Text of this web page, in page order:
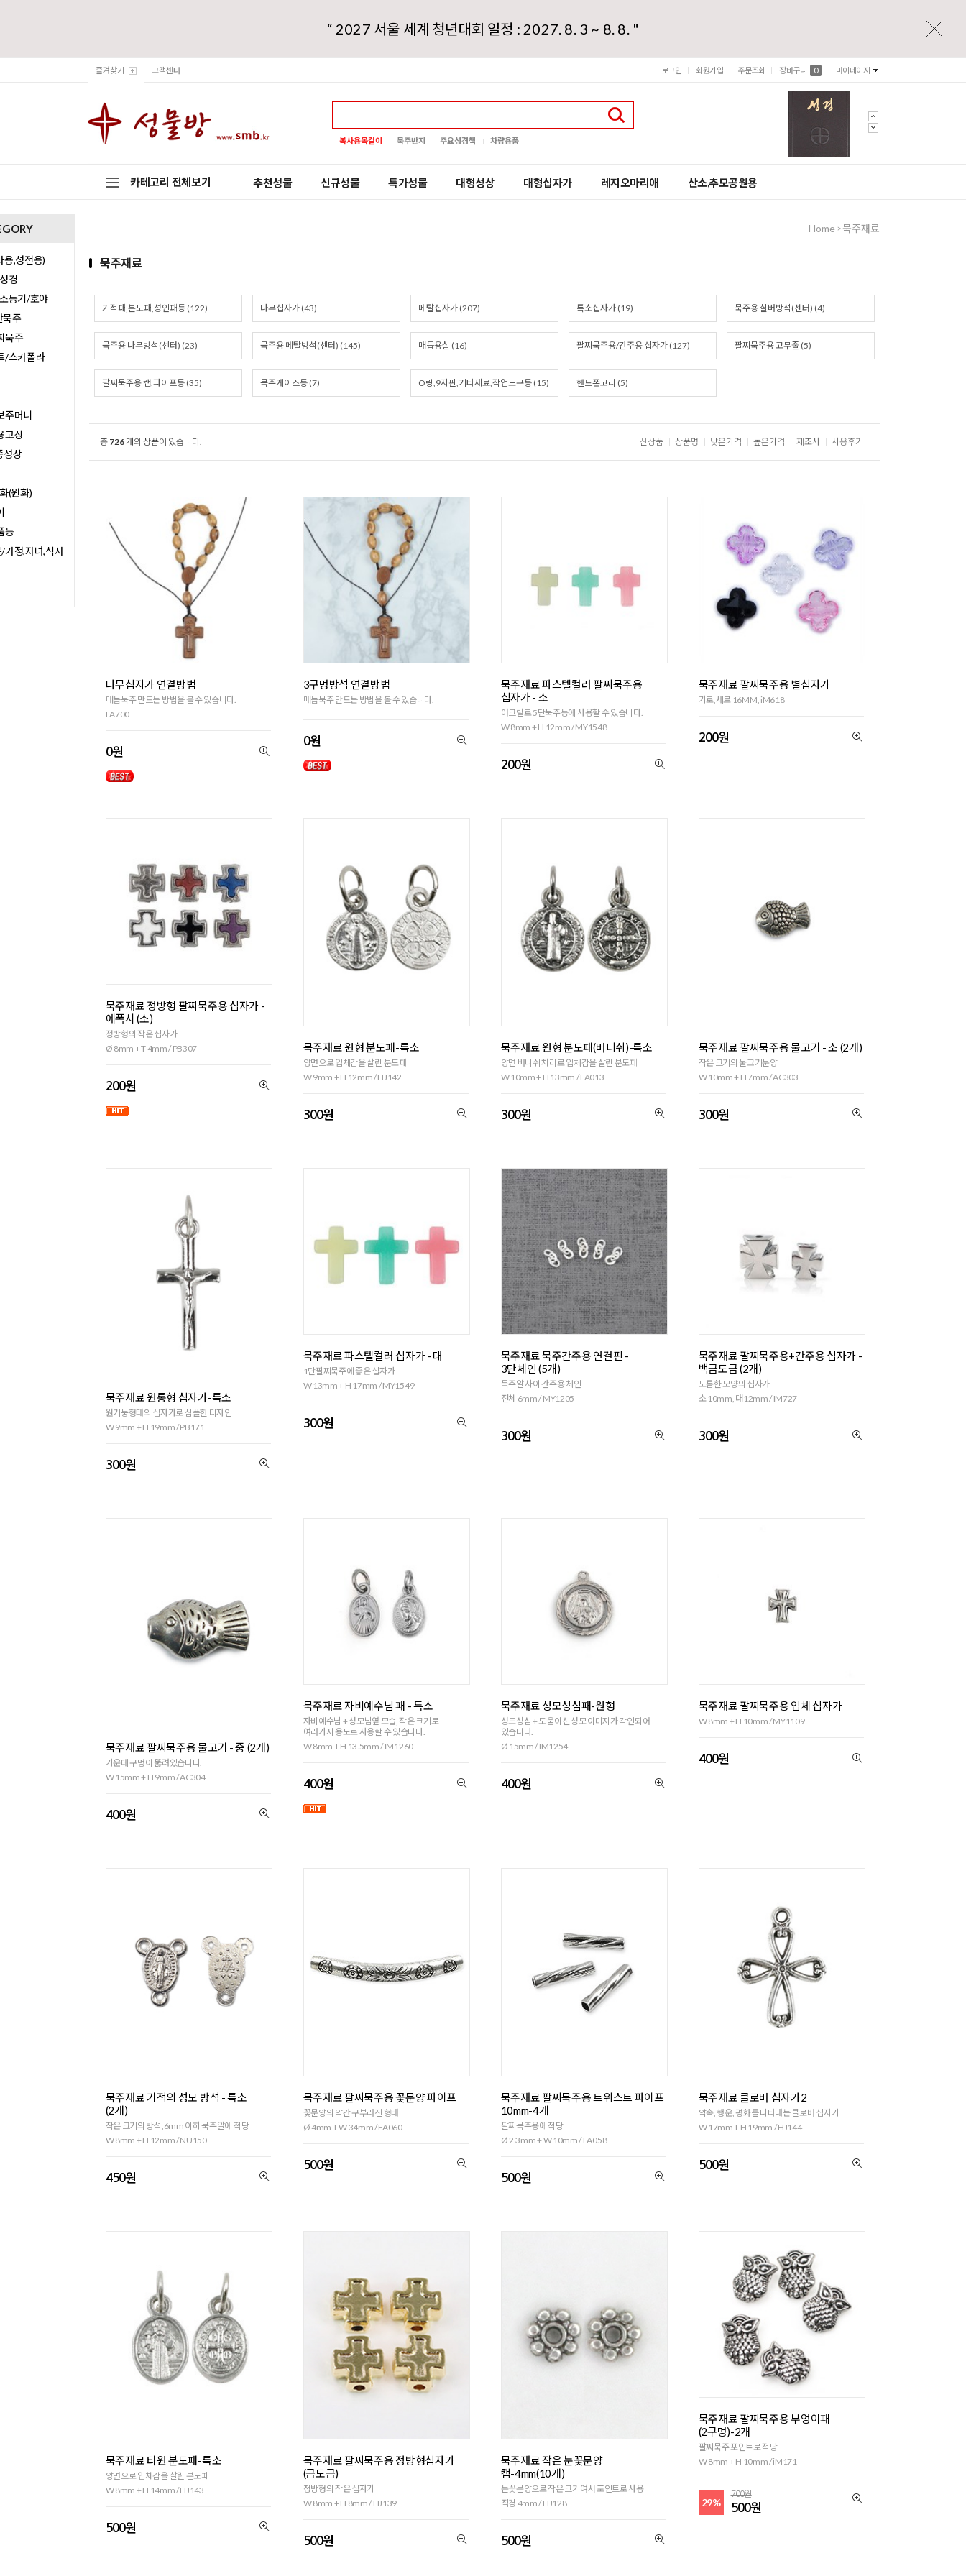
“ 2027 서울 세계 청년대회 일정 : 2027. 8. 3 ~ 8. 8. "
즐겨찾기 고객센터 로그인 회원가입 주문조회 장바구니 0 마이페이지
복사용목걸이 묵주반지 주요성경책 차량용품
카테고리 전체보기 추천성물 신규성물 특가성물 대형성상 대형십자가 레지오마리애 산소,추모공원용
용,성전용)
경
등기/호야
주
묵주
/스카폴라
주머니
고상
성상
(원화)
등
가정,자녀,식사
Home > 묵주재료
묵주재료
기적패,분도패,성인패등 (122) 나무십자가 (43) 메탈십자가 (207) 특소십자가 (19) 묵주용 실버방석(센터) (4)
묵주용 나무방석(센터) (23) 묵주용 메탈방석(센터) (145) 매듭용실 (16) 팔찌묵주용/간주용 십자가 (127) 팔찌묵주용 고무줄 (5)
팔찌묵주용 캡,파이프등 (35) 묵주케이스등 (7) O링,9자핀,기타재료,작업도구등 (15) 핸드폰고리 (5)
총 726 개의 상품이 있습니다. 신상품 상품명 낮은가격 높은가격 제조사 사용후기
나무십자가 연결방법
매듭묵주 만드는 방법을 볼 수 있습니다.
FA700
0원
3구멍방석 연결방법
매듭묵주 만드는 방법을 볼 수 있습니다.
0원
묵주재료 파스텔컬러 팔찌묵주용
십자가 - 소
아크릴로 5단묵주등에 사용할 수 있습니다.
W 8mm + H 12mm / MY1548
200원
묵주재료 팔찌묵주용 별십자가
가로,세로 16MM, iM618
200원
묵주재료 정방형 팔찌묵주용 십자가 -
에폭시 (소)
정방형의 작은 십자가
Ø 8mm + T 4mm / PB307
200원
묵주재료 원형 분도패-특소
양면으로 입체감을 살린 분도패
W 9mm + H 12mm / HJ142
300원
묵주재료 원형 분도패(버니쉬)-특소
양면 버니쉬 처리로 입체감을 살린 분도패
W 10mm + H 13mm / FA013
300원
묵주재료 팔찌묵주용 물고기 - 소 (2개)
작은 크기의 물고기문양
W 10mm + H 7mm / AC303
300원
묵주재료 원통형 십자가-특소
원기둥형태의 십자가로 심플한 디자인
W 9mm + H 19mm / PB171
300원
묵주재료 파스텔컬러 십자가 - 대
1단팔찌묵주에 좋은 십자가
W 13mm + H 17mm / MY1549
300원
묵주재료 묵주간주용 연결핀 -
3단체인 (5개)
묵주알 사이 간주용 체인
전체 6mm / MY1205
300원
묵주재료 팔찌묵주용+간주용 십자가 -
백금도금 (2개)
도톰한 모양의 십자가
소 10mm, 대12mm / IM727
300원
묵주재료 팔찌묵주용 물고기 - 중 (2개)
가운데 구멍이 뚫려있습니다.
W 15mm + H 9mm / AC304
400원
묵주재료 자비예수님 패 - 특소
자비예수님 + 성모님옆 모습, 작은 크기로
여러가지 용도로 사용할 수 있습니다.
W 8mm + H 13.5mm / IM1260
400원
묵주재료 성모성심패-원형
성모성심 + 도움이신 성모 이미지가 각인되어
있습니다.
Ø 15mm / IM1254
400원
묵주재료 팔찌묵주용 입체 십자가
W 8mm + H 10mm / MY1109
400원
묵주재료 기적의 성모 방석 - 특소
(2개)
작은 크기의 방석,6mm 이하 묵주알에 적당
W 8mm + H 12mm / NU150
450원
묵주재료 팔찌묵주용 꽃문양 파이프
꽃문양의 약간 구부러진 형태
Ø 4mm + W 34mm / FA060
500원
묵주재료 팔찌묵주용 트위스트 파이프
10mm-4개
팔찌묵주용에 적당
Ø 2.3mm + W 10mm / FA058
500원
묵주재료 클로버 십자가2
약속, 행운, 평화를 나타내는 클로버 십자가
W 17mm + H 19mm / HJ144
500원
묵주재료 타원 분도패-특소
양면으로 입체감을 살린 분도패
W 8mm + H 14mm / HJ143
500원
묵주재료 팔찌묵주용 정방형십자가
(금도금)
정방형의 작은 십자가
W 8mm + H 8mm / HJ139
500원
묵주재료 작은 눈꽃문양
캡-4mm(10개)
눈꽃문양으로 작은 크기여서 포인트로 사용
직경 4mm / HJ128
500원
묵주재료 팔찌묵주용 부엉이패
(2구멍)-2개
팔찌묵주 포인트로 적당
W 8mm + H 10mm / iM171
29%
700원
500원